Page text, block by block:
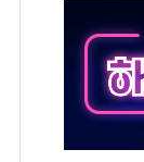
서울 한낮 39도
여분 만에 진화
사사법 틀 바꿔…
…전년 比 21.2%↑